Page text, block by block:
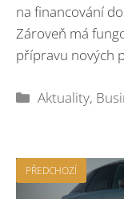
na financování
Zároveň má
přípravu nových
Rubriky
Aktuality,
PŘEDCHOZÍ